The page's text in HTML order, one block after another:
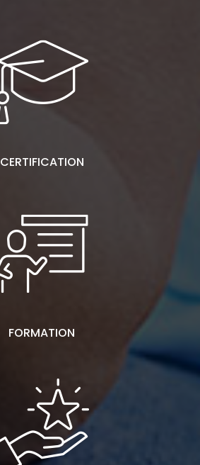
CERTIFICATION
FORMATION